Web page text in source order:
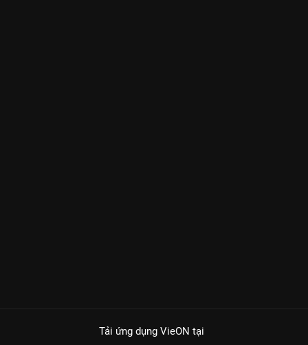
Tải ứng dụng VieON tại